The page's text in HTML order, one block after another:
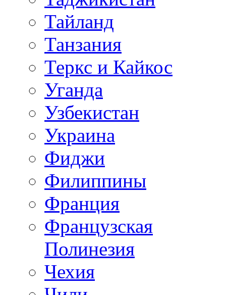
Тайланд
Танзания
Теркс и Кайкос
Уганда
Узбекистан
Украина
Фиджи
Филиппины
Франция
Французская
Полинезия
Чехия